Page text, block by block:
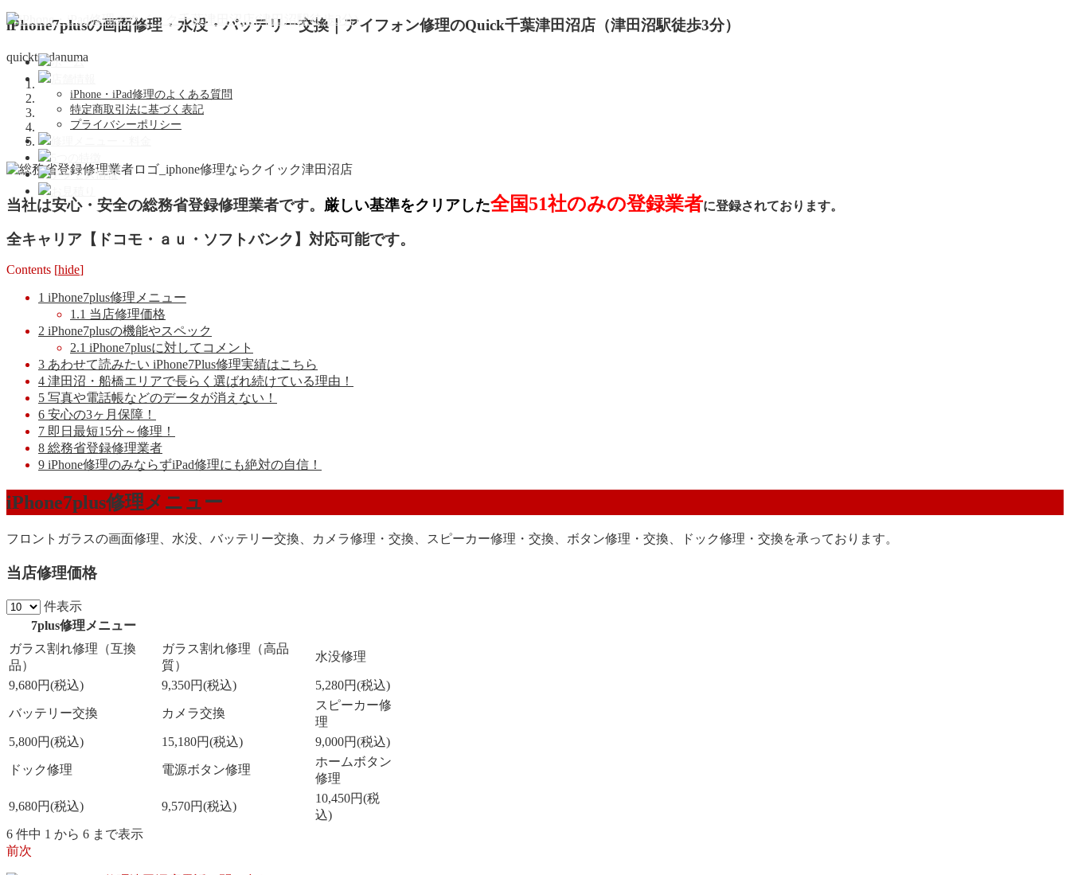
ホーム
iPhone・iPad修理のよくある質問
特定商取引法に基づく表記
プライバシーポリシー
アクセス情報
iPhone7plusの画面修理・水没・バッテリー交換｜アイフォン修理のQuick千葉津田沼店（津田沼駅徒歩3分）
quicktsudanuma
当社は安心・安全の総務省登録修理業者です。 厳しい基準をクリアした全国51社のみの登録業者に登録されております。
全キャリア【ドコモ・ａｕ・ソフトバンク】対応可能です。
Contents [hide]
1 iPhone7plus修理メニュー
1.1 当店修理価格
2 iPhone7plusの機能やスペック
2.1 iPhone7plusに対してコメント
3 あわせて読みたい iPhone7Plus修理実績はこちら
4 津田沼・船橋エリアで長らく選ばれ続けている理由！
5 写真や電話帳などのデータが消えない！
6 安心の3ヶ月保障！
7 即日最短15分～修理！
8 総務省登録修理業者
9 iPhone修理のみならずiPad修理にも絶対の自信！
iPhone7plus修理メニュー
フロントガラスの画面修理、水没、バッテリー交換、カメラ修理・交換、スピーカー修理・交換、ボタン修理・交換、ドック修理・交換を承っております。
当店修理価格
件表示
7plus修理メニュー
7plus修理メニュー
ガラス割れ修理（互換
品）
ガラス割れ修理（高品
質）
水没修理
9,680円(税込) 9,350円(税込) 5,280円(税込)
バッテリー交換 カメラ交換
スピーカー修
理
5,800円(税込)
15,180円(税込) 9,000円(税込)
ドック修理 電源ボタン修理
ホームボタン
修理
9,680円(税込) 9,570円(税込)
10,450円(税
込)
6 件中 1 から 6 まで表示
前次